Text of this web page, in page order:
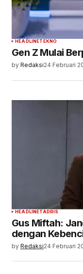
HEADLINETEKNO
Gen Z Mulai
by Redaksi24 Februari
HEADLINETADRIS
Gus Miftah:
dengan
by Redaksi24 Februari